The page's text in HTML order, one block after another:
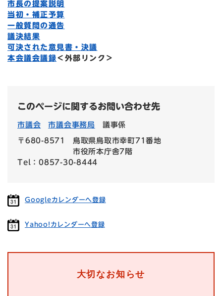
市長の提案説明
当初・補正予算
一般質問の通告
議決結果
可決された意見書・決議
本会議会議録 ＜外部リンク＞
このページに関するお問い合わせ先
市議会 市議会事務局 議事係
〒680-8571
鳥取県鳥取市幸町71番地
市役所本庁舎7階
Tel：0857-30-8444
Googleカレンダーへ登録
Yahoo!カレンダーへ登録
大切なお知らせ